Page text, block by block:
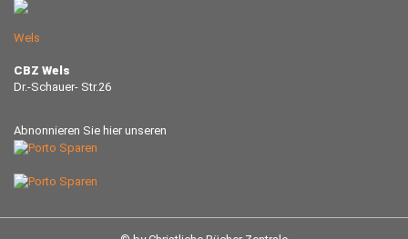
Wels
CBZ Wels
Dr.-Schauer- Str.26
Abnonnieren Sie hier unseren